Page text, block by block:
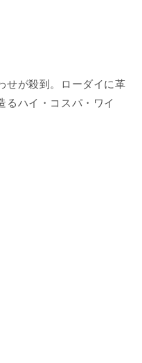
せが殺到。ローダイに革
るハイ・コスパ・ワイ